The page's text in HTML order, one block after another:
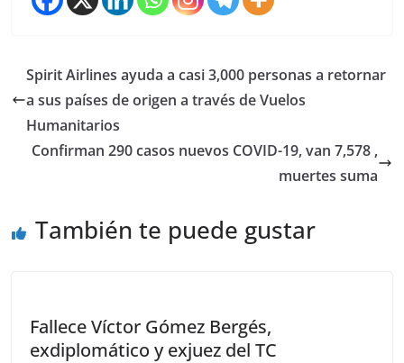
Spirit Airlines ayuda a casi 3,000 personas a retornar
a sus países de origen a través de Vuelos
Humanitarios
Confirman 290 casos nuevos COVID-19, van 7,578 ,
muertes suma
También te puede gustar
Fallece Víctor Gómez Bergés,
exdiplomático y exjuez del TC